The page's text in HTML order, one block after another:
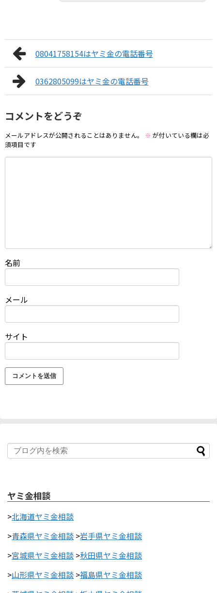
08041758154はヤミ金の電話番号
0362805099はヤミ金の電話番号
コメントをどうぞ
メールアドレスが公開されることはありません。 ※ が付いている欄は必
須項目です
名前
メール
サイト
ヤミ金相談
>北海道ヤミ金相談
>青森県ヤミ金相談 >岩手県ヤミ金相談
>宮城県ヤミ金相談 >秋田県ヤミ金相談
>山形県ヤミ金相談 >福島県ヤミ金相談